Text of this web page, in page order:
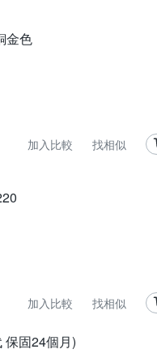
金色
加入比較 找相似
加入比較 找相似
保固24個月)